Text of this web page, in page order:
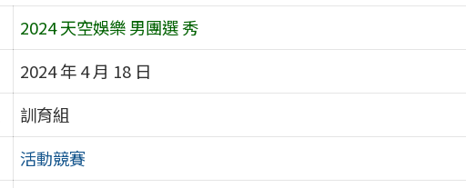
2024 天空娛樂 男團選 秀
2024 年 4 月 18 日
訓育組
活動競賽